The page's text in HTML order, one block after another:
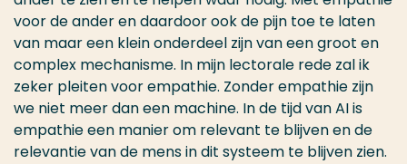
voor de ander en daardoor ook de pijn toe te laten
van maar een klein onderdeel zijn van een groot en
complex mechanisme. In mijn lectorale rede zal ik
zeker pleiten voor empathie. Zonder empathie zijn
we niet meer dan een machine. In de tijd van AI is
empathie een manier om relevant te blijven en de
relevantie van de mens in dit systeem te blijven zien.